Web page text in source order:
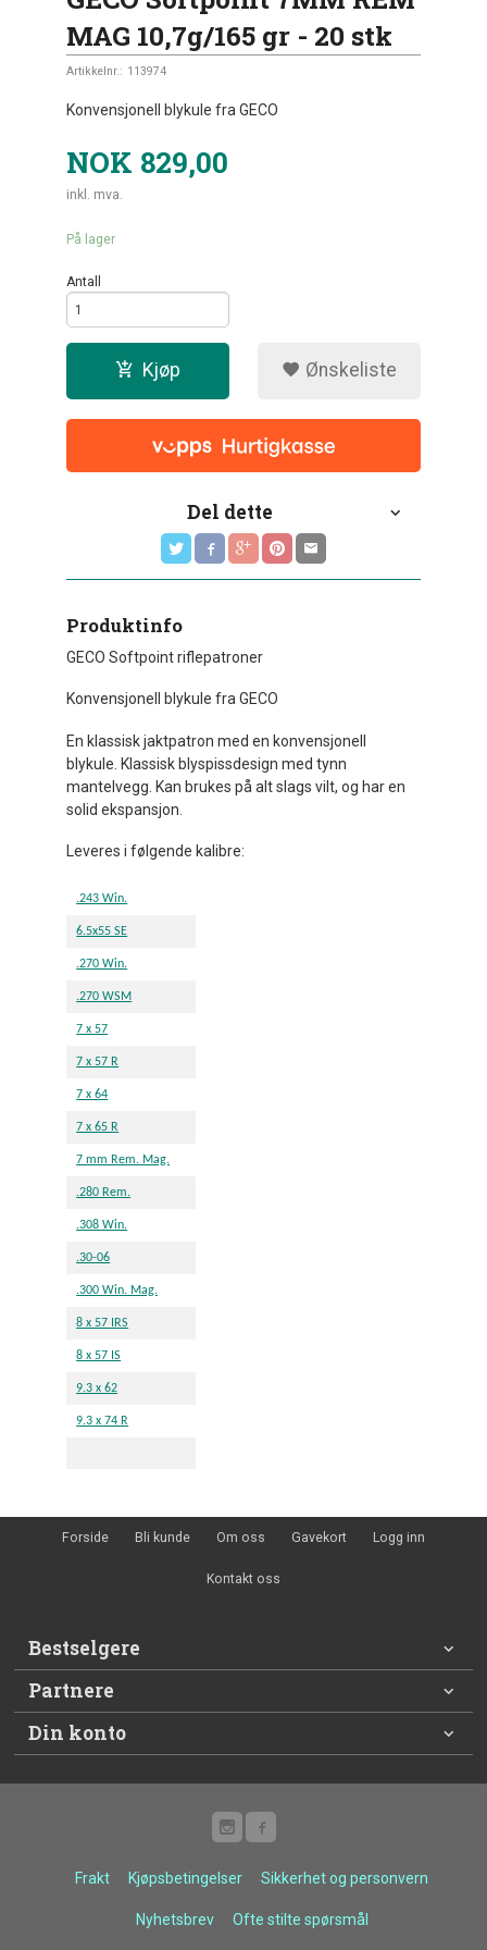
MAG 10,7g/165 gr - 20 stk
Artikkelnr.: 113974
Konvensjonell blykule fra GECO
NOK 829,00
inkl. mva.
På lager
Antall
Kjøp Ønskeliste
Del dette
Produktinfo
GECO Softpoint riflepatroner
Konvensjonell blykule fra GECO
En klassisk jaktpatron med en konvensjonell
blykule. Klassisk blyspissdesign med tynn
mantelvegg. Kan brukes på alt slags vilt, og har en
solid ekspansjon.
Leveres i følgende kalibre:
.243 Win.
6.5x55 SE
.270 Win.
.270 WSM
7 x 57
7 x 57 R
7 x 64
7 x 65 R
7 mm Rem. Mag.
.280 Rem.
.308 Win.
.30-06
.300 Win. Mag.
8 x 57 IRS
8 x 57 IS
9.3 x 62
9.3 x 74 R
Forside Bli kunde Om oss Gavekort Logg inn
Kontakt oss
Bestselgere
Partnere
Din konto
Frakt Kjøpsbetingelser Sikkerhet og personvern
Nyhetsbrev Ofte stilte spørsmål